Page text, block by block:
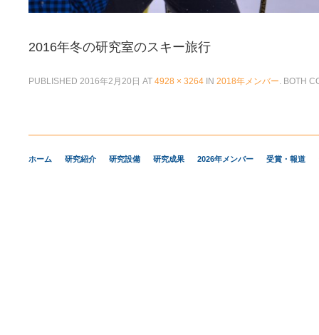
2016年冬の研究室のスキー旅行
PUBLISHED 2016年2月20日 AT 4928 × 3264 IN 2018年メンバー . BOTH
ホーム 研究紹介 研究設備 研究成果 2026年メンバー 受賞・報道